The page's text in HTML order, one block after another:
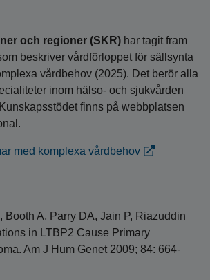
och regioner (SKR) har tagit fram
beskriver vårdförloppet för sällsynta
vårdbehov (2025). Det berör alla
inom hälso- och sjukvården
finns på webbplatsen
med komplexa vårdbehov
Booth A, Parry DA, Jain P, Riazuddin
in LTBP2 Cause Primary
Am J Hum Genet 2009; 84: 664-